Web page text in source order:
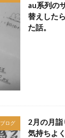
au系列の
替えした
た話。
ブログ
2月の月
気持ちよ